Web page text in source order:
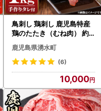
鳥刺し 鶏刺し 鹿児島特産
鶏のたたき（むね肉） 約1
kg【あきらの店】_y517-2
610
鹿児島県湧水町
(6)
10,000